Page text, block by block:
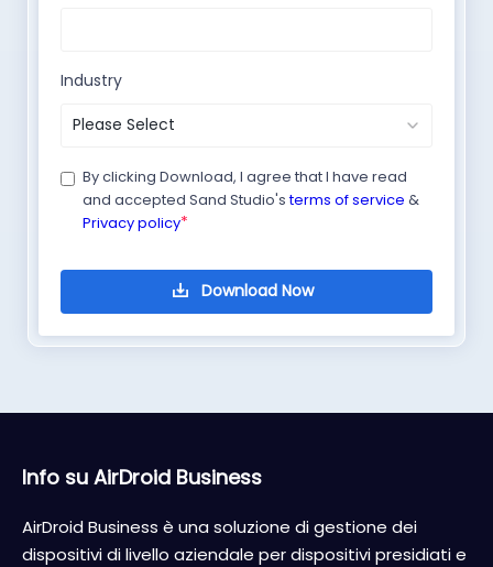
Industry
By clicking Download, I agree that I have read
and accepted Sand Studio'sterms of service &
Privacy policy*
Info su AirDroid Business
AirDroid Business è una soluzione di gestione dei
dispositivi di livello aziendale per dispositivi presidiati e